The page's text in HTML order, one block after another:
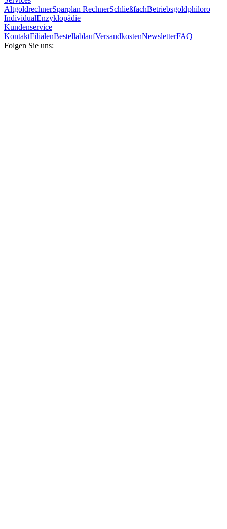
AltgoldrechnerSparplan RechnerSchließfachBetriebsgoldphiloro
IndividualEnzyklopädie
Kundenservice
KontaktFilialenBestellablaufVersandkostenNewsletterFAQ
Folgen Sie uns: